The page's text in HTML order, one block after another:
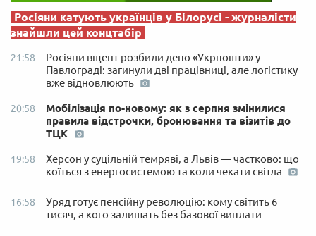
Росіяни катують українців у Білорусі - журналісти
знайшли цей концтабір
21:58
Росіяни вщент розбили депо «Укрпошти» у
Павлограді: загинули дві працівниці, але логістику
вже відновлюють
20:58
Мобілізація по-новому: як з серпня змінилися
правила відстрочки, бронювання та візитів до
ТЦК
19:58
Херсон у суцільній темряві, а Львів — частково: що
коїться з енергосистемою та коли чекати світла
16:58
Уряд готує пенсійну революцію: кому світить 6
тисяч, а кого залишать без базової виплати